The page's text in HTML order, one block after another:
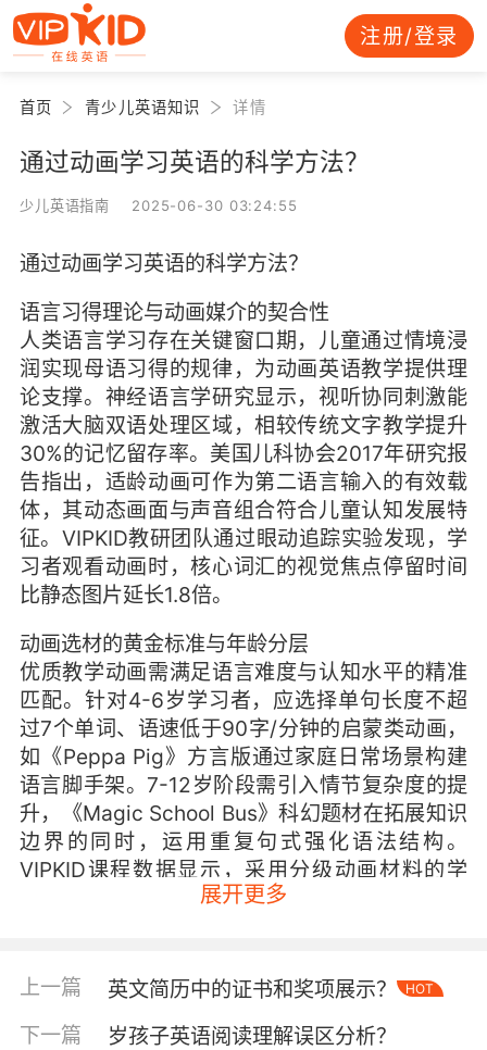
注册/登录
首页 青少儿英语知识 详情
通过动画学习英语的科学方法？
少儿英语指南 2025-06-30 03:24:55
通过动画学习英语的科学方法？
语言习得理论与动画媒介的契合性
人类语言学习存在关键窗口期，儿童通过情境浸
润实现母语习得的规律，为动画英语教学提供理
论支撑。神经语言学研究显示，视听协同刺激能
激活大脑双语处理区域，相较传统文字教学提升
30%的记忆留存率。美国儿科协会2017年研究报
告指出，适龄动画可作为第二语言输入的有效载
体，其动态画面与声音组合符合儿童认知发展特
征。VIPKID教研团队通过眼动追踪实验发现，学
习者观看动画时，核心词汇的视觉焦点停留时间
比静态图片延长1.8倍。
动画选材的黄金标准与年龄分层
优质教学动画需满足语言难度与认知水平的精准
匹配。针对4-6岁学习者，应选择单句长度不超
过7个单词、语速低于90字/分钟的启蒙类动画，
如《Peppa Pig》方言版通过家庭日常场景构建
语言脚手架。7-12岁阶段需引入情节复杂度的提
升，《Magic School Bus》科幻题材在拓展知识
边界的同时，运用重复句式强化语法结构。
VIPKID课程数据显示，采用分级动画材料的学
员，口语流利度提升速度较传统教材快2.3倍。
科学教学法强调听觉、视觉、动觉的三维整合。
字幕呈现需遵循i+1原则，初阶学习者采用中英双
语字幕，随着语言能力提升逐步过渡到纯英文字
展开更多
上一篇 英文简历中的证书和奖项展示？ HOT
下一篇 岁孩子英语阅读理解误区分析？